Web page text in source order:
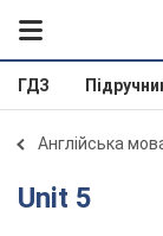
ГДЗ
Англійська
Unit 5